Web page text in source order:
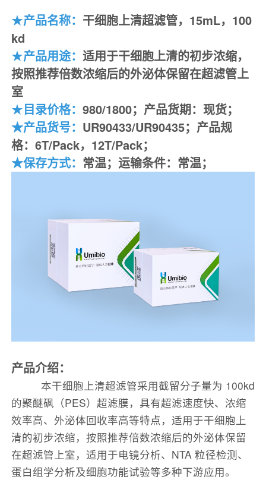
★产品名称： 干细胞上清超滤管，15mL，100
kd
★产品用途： 适用于干细胞上清的初步浓缩，
按照推荐倍数浓缩后的外泌体保留在超滤管上
室
★目录价格： 980/1800；产品货期：现货；
★产品货号： UR90433/UR90435； 产品规
格： 6T/Pack，12T/Pack；
★保存方式： 常温；运输条件：常温；
产品介绍：
本干细胞上清超滤管采用截留分子量为 100kd
的聚醚砜（PES）超滤膜，具有超滤速度快、浓缩
效率高、外泌体回收率高等特点，适用于干细胞上
清的初步浓缩，按照推荐倍数浓缩后的外泌体保留
在超滤管上室，适用于电镜分析、NTA 粒径检测、
蛋白组学分析及细胞功能试验等多种下游应用。